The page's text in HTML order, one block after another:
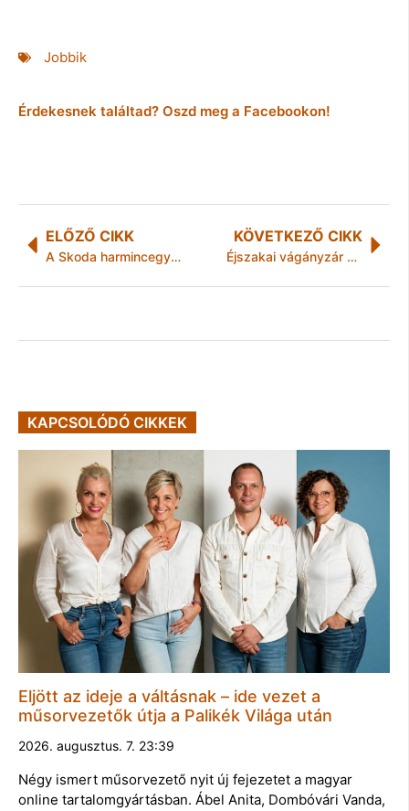
Jobbik
Érdekesnek találtad? Oszd meg a Facebookon!
ELŐZŐ CIKK
A Skoda harmincegy villamost gyárt Miskolcnak
KÖVETKEZŐ CIKK
Éjszakai vágányzár Miskolcon
KAPCSOLÓDÓ CIKKEK
Eljött az ideje a váltásnak – ide vezet a
műsorvezetők útja a Palikék Világa után
2026. augusztus. 7. 23:39
Négy ismert műsorvezető nyit új fejezetet a magyar
online tartalomgyártásban. Ábel Anita, Dombóvári Vanda,